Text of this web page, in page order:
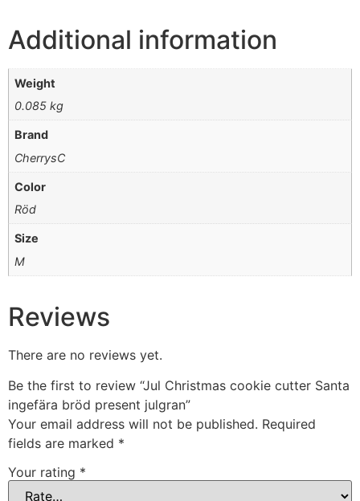
Additional information
Weight
0.085 kg
Brand
CherrysC
Color
Röd
Size
M
Reviews
There are no reviews yet.
Be the first to review “Jul Christmas cookie cutter Santa
ingefära bröd present julgran”
Your email address will not be published. Required
fields are marked *
Your rating *